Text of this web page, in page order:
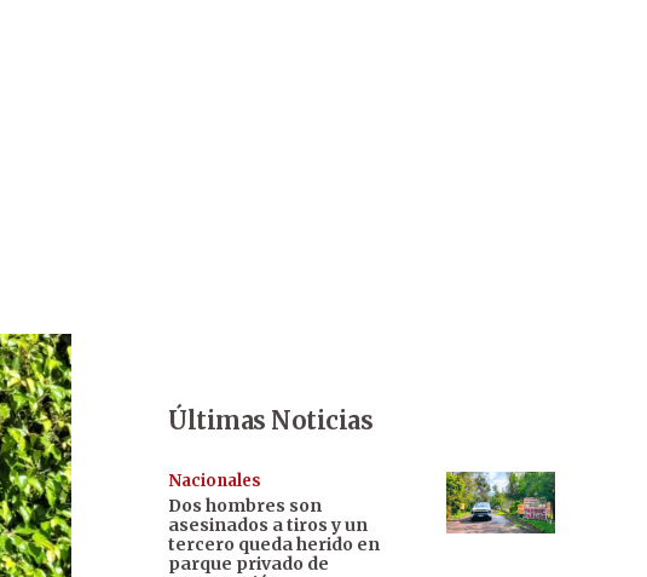
Últimas Noticias
Nacionales
Dos hombres son
asesinados a tiros y un
tercero queda herido en
parque privado de